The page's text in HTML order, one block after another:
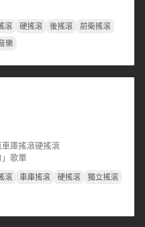
滾 硬搖滾 後搖滾
前衛搖滾
樂
車庫搖滾硬搖滾
歌單
滾 車庫搖滾 硬搖滾
獨立搖滾